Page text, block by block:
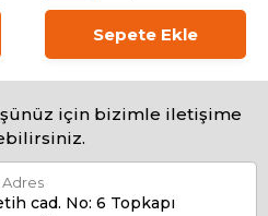
Sepete Ekle
için bizimle iletişime
Adres
cad. No: 6 Topkapı